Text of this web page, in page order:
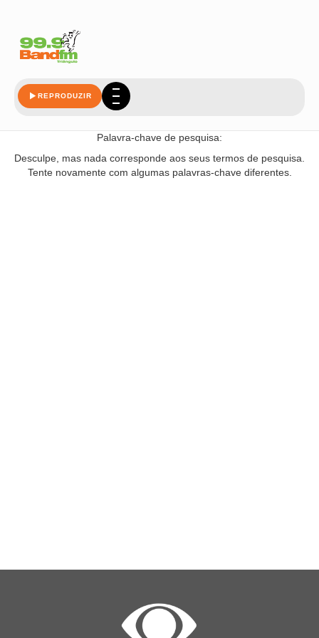
REPRODUZIR
Nada encontrado!
Palavra-chave de pesquisa:
Desculpe, mas nada corresponde aos seus termos de pesquisa.
Tente novamente com algumas palavras-chave diferentes.